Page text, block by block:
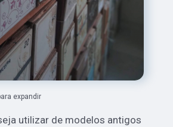
expandir
utilizar de modelos antigos